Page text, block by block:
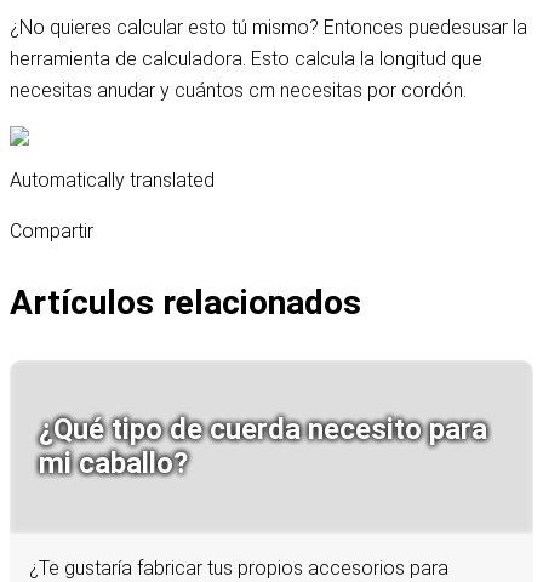
¿No quieres calcular esto tú mismo? Entonces puedesusar la
herramienta de calculadora. Esto calcula la longitud que
necesitas anudar y cuántos cm necesitas por cordón.
Automatically translated
Compartir
Artículos relacionados
¿Qué tipo de cuerda necesito para
mi caballo?
¿Te gustaría fabricar tus propios accesorios para